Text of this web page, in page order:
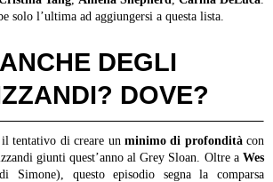
solo l’ultima ad aggiungersi a questa lista.
DEGLI
DOVE?
tentativo di creare un minimo di profonditàcon
giunti quest’anno al Grey Sloan. Oltre a Wes
Simone), questo episodio segna la comparsa